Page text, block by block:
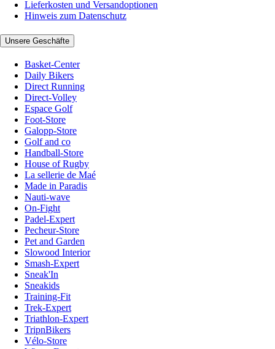
Lieferkosten und Versandoptionen
Hinweis zum Datenschutz
Unsere Geschäfte
Basket-Center
Daily Bikers
Direct Running
Direct-Volley
Espace Golf
Foot-Store
Galopp-Store
Golf and co
Handball-Store
House of Rugby
La sellerie de Maé
Made in Paradis
Nauti-wave
On-Fight
Padel-Expert
Pecheur-Store
Pet and Garden
Slowood Interior
Smash-Expert
Sneak'In
Sneakids
Training-Fit
Trek-Expert
Triathlon-Expert
TripnBikers
Vélo-Store